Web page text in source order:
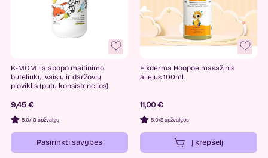
K-MOM Lalapopo maitinimo
buteliukų, vaisių ir daržovių
ploviklis (putų konsistencijos)
9,45 €
5.0/10 apžvalgų
Pasirinkti savybes
Fixderma Hoopoe masažinis
aliejus 100ml.
11,00 €
5.0/3 apžvalgos
Į krepšelį